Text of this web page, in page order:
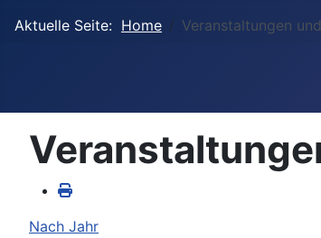
Aktuelle Seite: Home Veranstaltungen
Nach Jahr